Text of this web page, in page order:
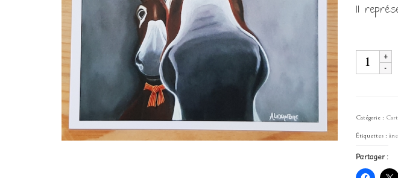
Il
quantité
de
postale
1,2,3
...
Soleil
Catégorie :
Étiquettes : âne
Partager :